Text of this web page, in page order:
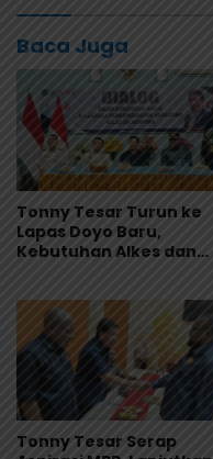
Baca Juga
Tonny Tesar Turun ke
Lapas Doyo Baru,
Kebutuhan Alkes dan
Tonny Tesar Serap